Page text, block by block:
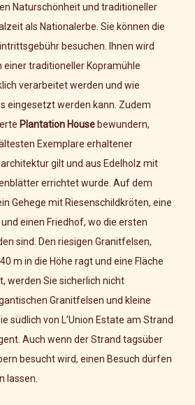
Naturschönheit und traditioneller
als Nationalerbe. Sie können die
besuchen. Ihnen wird
einer traditioneller Kopramühle
verarbeitet werden und wie
eingesetzt werden kann. Zudem
Plantation House bewundern,
Exemplare erhaltener
gilt und aus Edelholz mit
errichtet wurde. Auf dem
Gehege mit Riesenschildkröten, eine
einen Friedhof, wo die ersten
sind. Den riesigen Granitfelsen,
m in die Höhe ragt und eine Fläche
werden Sie sicherlich nicht
Granitfelsen und kleine
südlich von L’Union Estate am Strand
Auch wenn der Strand tagsüber
besucht wird, einen Besuch dürfen
lassen.